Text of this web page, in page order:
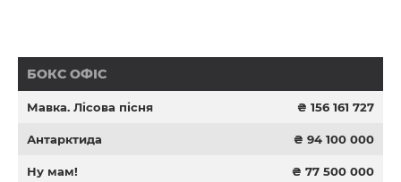
БОКС ОФІС
Мавка. Лісова пісня ₴ 156 161 727
Антарктида ₴ 94 100 000
Ну мам! ₴ 77 500 000